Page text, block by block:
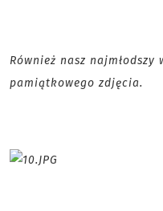
Również nasz
pamiątkowego zdjęcia.